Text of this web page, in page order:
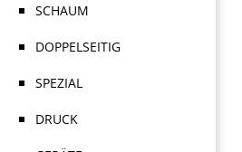
SCHAUM
DOPPELSEITIG
SPEZIAL
DRUCK